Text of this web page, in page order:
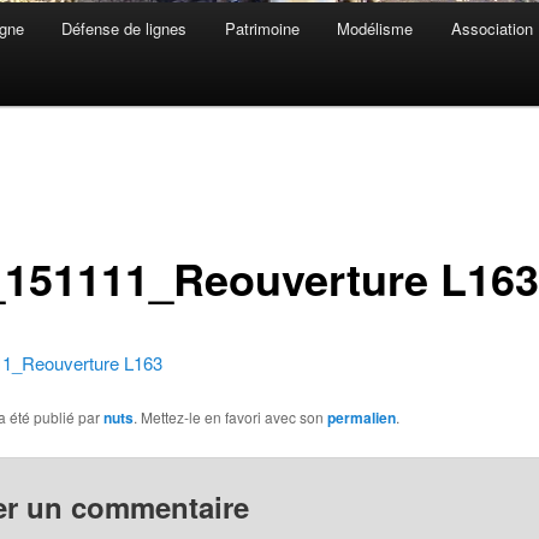
Défense de lignes Patrimoine Modélisme Association
L163
L163
été publié parnuts. Mettez-le en favori avec son permalien.
un commentaire